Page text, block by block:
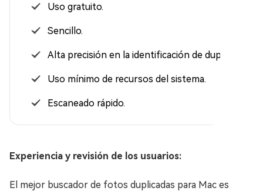
Uso gratuito.
Sencillo.
Alta precisión en la identificación de duplicados.
Uso mínimo de recursos del sistema.
Escaneado rápido.
Experiencia y revisión de los usuarios:
El mejor buscador de fotos duplicadas para Mac es